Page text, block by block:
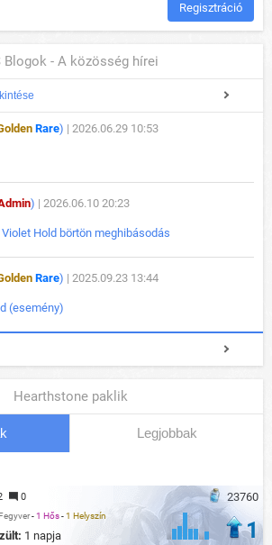
Regisztráció
Blogok - A közösség hírei
Rare) | 2026.06.29 10:53
) | 2026.06.10 20:23
Violet Hold börtön meghibásodás
Rare) | 2025.09.23 13:44
(esemény)
Hearthstone paklik
Legjobbak
23760
0
-1 Hős-1 Helyszín
1 napja 1